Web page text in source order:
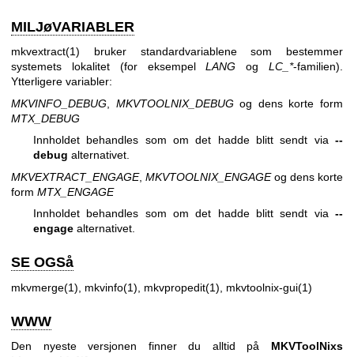
MILJøVARIABLER
mkvextract(1) bruker standardvariablene som bestemmer
systemets lokalitet (for eksempelLANG ogLC_*-familien).
Ytterligere variabler:
MKVINFO_DEBUG
MKVTOOLNIX_DEBUGog dens korte form
MTX_DEBUG
Innholdet behandles som om det hadde blitt sendt via --
debug alternativet.
MKVEXTRACT_ENGAGE, MKVTOOLNIX_ENGAGEog dens korte
form MTX_ENGAGE
Innholdet behandles som om det hadde blitt sendt via --
engage alternativet.
SE OGSå
mkvmerge(1) mkvinfo(1) mkvpropedit(1) mkvtoolnix-gui(1)
WWW
Den nyeste versjonen finner du alltid på MKVToolNixs